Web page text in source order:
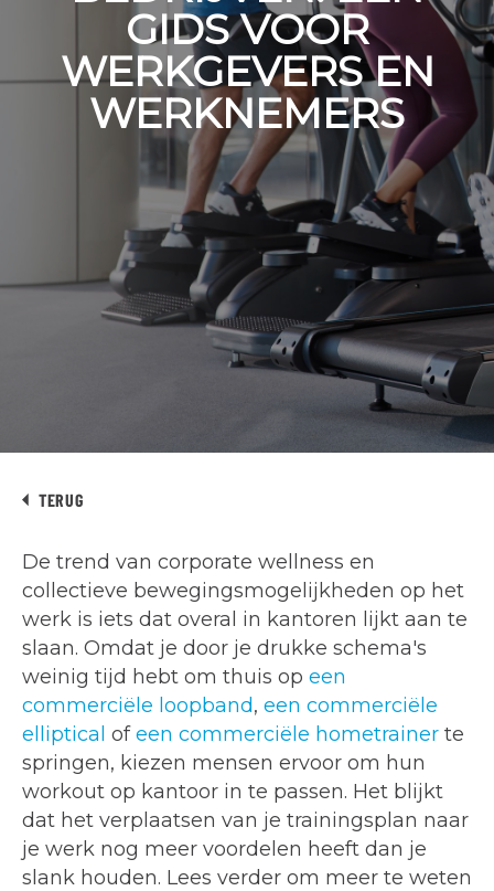
GIDS VOOR
WERKGEVERS EN
WERKNEMERS
TERUG
De trend van corporate wellness en
collectieve bewegingsmogelijkheden op het
werk is iets dat overal in kantoren lijkt aan te
slaan. Omdat je door je drukke schema's
weinig tijd hebt om thuis op een
commerciële loopband, een commerciële
elliptical ofeen commerciële hometrainer te
springen, kiezen mensen ervoor om hun
workout op kantoor in te passen. Het blijkt
dat het verplaatsen van je trainingsplan naar
je werk nog meer voordelen heeft dan je
slank houden. Lees verder om meer te weten